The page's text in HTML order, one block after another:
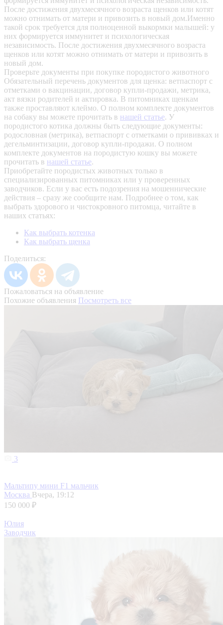
После достижения двухмесячного возраста щенков или котят
можно отнимать от матери и привозить в новый дом.Именно
такой срок требуется для полноценной выкормки малышей: у
них формируется иммунитет и психологическая
независимость. После достижения двухмесячного возраста
щенков или котят можно отнимать от матери и привозить в
новый дом.
Проверьте документы при покупке породистого животного
Обязательный перечень документов для щенка: ветпаспорт с
отметками о вакцинации, договор купли-продажи, метрика,
акт вязки родителей и актировка. В питомниках щенкам
также проставляют клеймо. О полном комплекте документов
на собаку вы можете прочитать в нашей статье. У
породистого котика должны быть следующие документы:
родословная (метрика), ветпаспорт с отметками о прививках и
дегельминтизации, договор купли-продажи. О полном
комплекте документов на породистую кошку вы можете
прочитать в нашей статье.
Приобретайте породистых животных только в
специализированных питомниках или у проверенных
заводчиков. Если у вас есть подозрения на мошеннические
действия – сразу же сообщите нам. Подробнее о том, как
выбрать здорового и чистокровного питомца, читайте в
наших статьях:
Как выбрать котенка
Как выбрать щенка
Поделиться:
Пожаловаться на объявление
Похожие объявления Посмотреть все
3
Мальтипу мини F1 мальчик
Москва Вчера, 19:12
150 000 ₽
Юлия
Заводчик